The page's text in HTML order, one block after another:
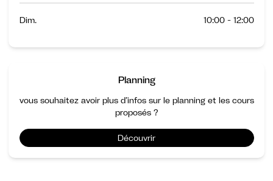
Planning
vous souhaitez avoir plus d’infos sur le planning et les cours
proposés ?
Découvrir
Dim. 10:00 - 12:00